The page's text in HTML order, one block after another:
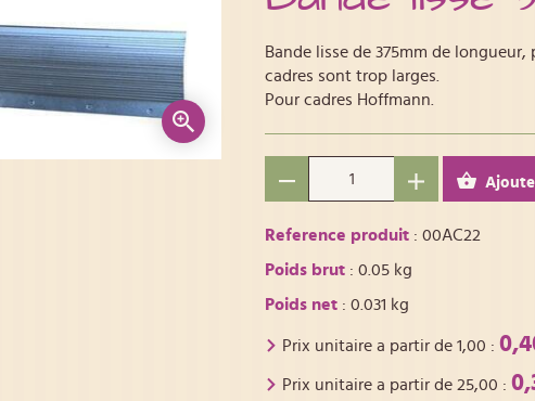
Bande lisse de 375mm de
cadres sont trop larges.
Pour cadres Hoffmann.
Reference produit : 00AC22
Poids brut : 0.05 kg
Poids net : 0.031 kg
Prix unitaire a partir de 1,00 :
Prix unitaire a partir de 25,00 :